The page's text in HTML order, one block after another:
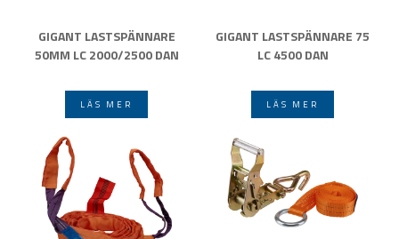
GIGANT LASTSPÄNNARE
50MM LC 2000/2500 DAN
LÄS MER
GIGANT LASTSPÄNNARE 75
LC 4500 DAN
LÄS MER